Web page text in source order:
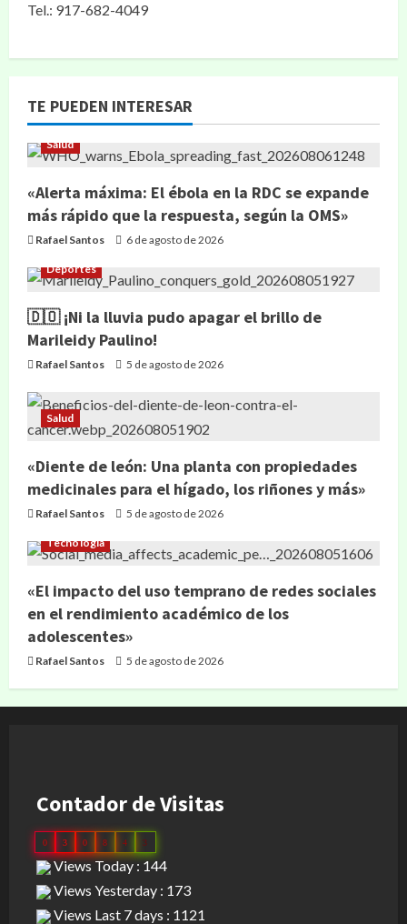
Tel.: 917-682-4049
TE PUEDEN INTERESAR
Salud
«Alerta máxima: El ébola en la RDC se expande
más rápido que la respuesta, según la OMS»
Rafael Santos 6 de agosto de 2026
Deportes
🇩🇴 ¡Ni la lluvia pudo apagar el brillo de
Marileidy Paulino!
Rafael Santos 5 de agosto de 2026
Salud
«Diente de león: Una planta con propiedades
medicinales para el hígado, los riñones y más»
Rafael Santos 5 de agosto de 2026
Tecnología
«El impacto del uso temprano de redes sociales
en el rendimiento académico de los
adolescentes»
Rafael Santos 5 de agosto de 2026
Contador de Visitas
0 3 0 8 4 3
Views Today : 144
Views Yesterday : 173
Views Last 7 days : 1121